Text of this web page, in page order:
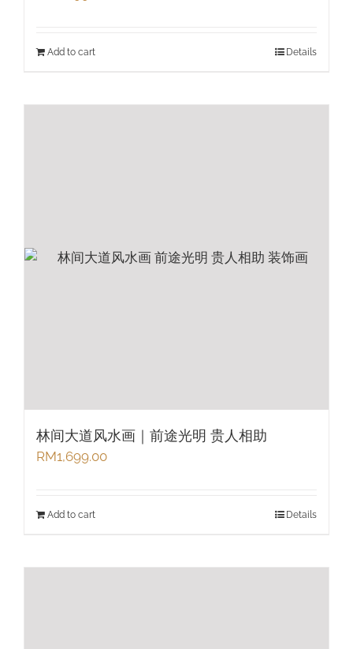
Add to cart Details
林间大道风水画｜前途光明 贵人相助
RM1,699.00
Add to cart Details